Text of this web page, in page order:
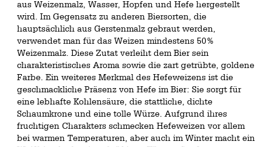
aus Weizenmalz, Wasser, Hopfen und Hefe hergestellt
wird. Im Gegensatz zu anderen Biersorten, die
hauptsächlich aus Gerstenmalz gebraut werden,
verwendet man für das Weizen mindestens 50%
Weizenmalz. Diese Zutat verleiht dem Bier sein
charakteristisches Aroma sowie die zart getrübte, goldene
Farbe. Ein weiteres Merkmal des Hefeweizens ist die
geschmackliche Präsenz von Hefe im Bier: Sie sorgt für
eine lebhafte Kohlensäure, die stattliche, dichte
Schaumkrone und eine tolle Würze. Aufgrund ihres
fruchtigen Charakters schmecken Hefeweizen vor allem
bei warmen Temperaturen, aber auch im Winter macht ein